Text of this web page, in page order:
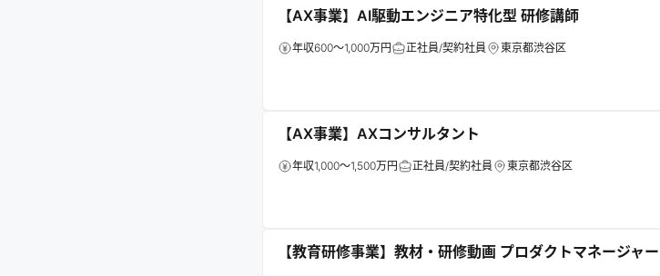
【AX事業】AI駆動エンジニア特化型 研修講師
年収600～1,000万円 正社員/契約社員 東京都渋谷区
【AX事業】AXコンサルタント
年収1,000～1,500万円 正社員/契約社員 東京都渋谷区
【教育研修事業】教材・研修動画 プロダクトマネージャー